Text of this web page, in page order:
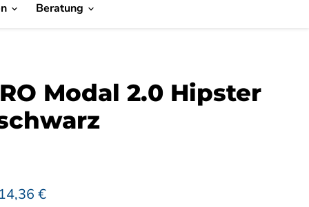
Beratung
Modal 2.0 Hipster
PreisPreis
€